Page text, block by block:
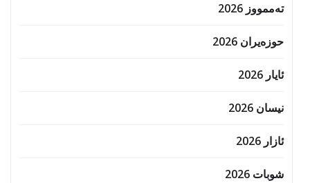
تەممووز 2026
حوزه‌یران 2026
ئایار 2026
نیسان 2026
ئازار 2026
شوبات 2026